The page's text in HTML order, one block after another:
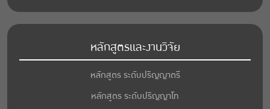
หลักสูตรและงานวิจัย
หลักสูตร ระดับปริญญาตรี
หลักสูตร ระดับปริญญาโท